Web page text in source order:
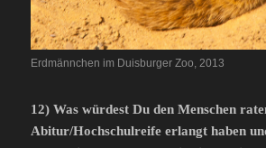
Erdmännchen im Duisburger Zoo, 2013
12) Was würdest Du den Menschen
Abitur/Hochschulreife erlangt haben